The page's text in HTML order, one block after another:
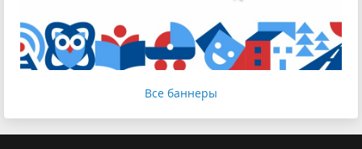
Все баннеры